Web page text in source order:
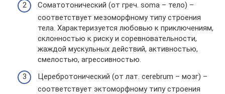
Соматотонический (от греч. soma – тело) –
соответствует мезоморфному типу строения
тела. Характеризуется любовью к приключениям,
склонностью к риску и соревновательности,
жаждой мускульных действий, активностью,
смелостью, агрессивностью.
Церебротонический (от лат. cerebrum – мозг) –
соответствует эктоморфному типу строения